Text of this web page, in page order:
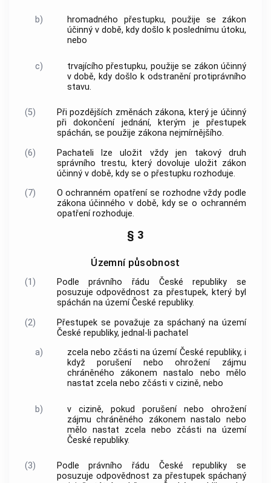
b)
hromadného přestupku, použije se zákon
účinný v době, kdy došlo k poslednímu útoku,
nebo
c)
trvajícího přestupku, použije se zákon účinný
v době, kdy došlo k odstranění protiprávního
stavu.
(5)
Při pozdějších změnách zákona, který je účinný
při dokončení jednání, kterým je přestupek
spáchán, se použije zákona nejmírnějšího.
(6)
Pachateli lze uložit vždy jen takový druh
správního trestu, který dovoluje uložit zákon
účinný v době, kdy se o přestupku rozhoduje.
(7)
O ochranném opatření se rozhodne vždy podle
zákona účinného v době, kdy se o ochranném
opatření rozhoduje.
§ 3
Územní působnost
(1)
Podle právního řádu České republiky se
posuzuje odpovědnost za přestupek, který byl
spáchán na území České republiky.
(2)
Přestupek se považuje za spáchaný na území
České republiky, jednal-li pachatel
a)
zcela nebo zčásti na území České republiky, i
když porušení nebo ohrožení zájmu
chráněného zákonem nastalo nebo mělo
nastat zcela nebo zčásti v cizině, nebo
b)
v cizině, pokud porušení nebo ohrožení
zájmu chráněného zákonem nastalo nebo
mělo nastat zcela nebo zčásti na území
České republiky.
(3)
Podle právního řádu České republiky se
posuzuje odpovědnost za přestupek spáchaný